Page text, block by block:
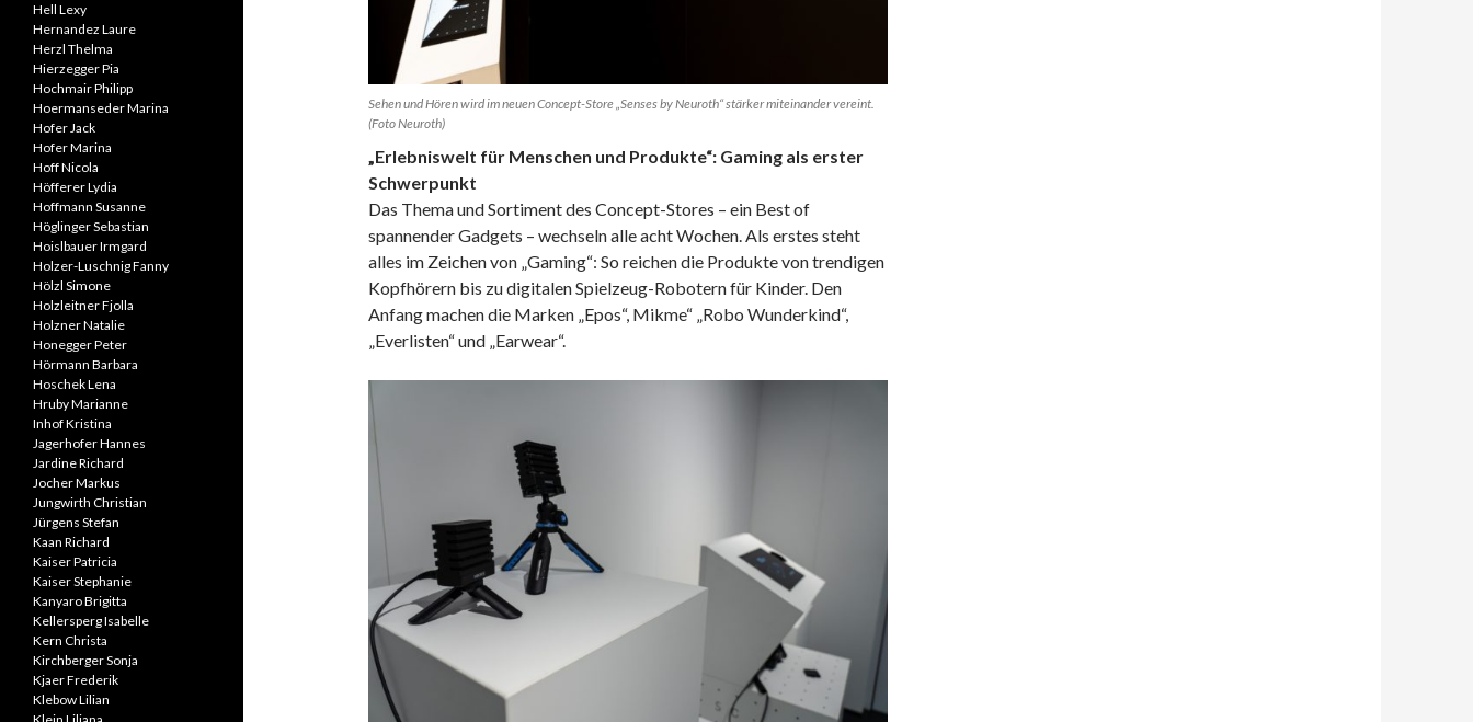
Sehen und Hören wird im neuen Concept-Store „Senses by Neuroth“ stärker miteinander vereint.
(Foto Neuroth)
„Erlebniswelt für Menschen und Produkte“: Gaming als erster
Schwerpunkt
Das Thema und Sortiment des Concept-Stores – ein Best of
spannender Gadgets – wechseln alle acht Wochen. Als erstes steht
alles im Zeichen von „Gaming“: So reichen die Produkte von trendigen
Kopfhörern bis zu digitalen Spielzeug-Robotern für Kinder. Den
Anfang machen die Marken „Epos“, Mikme“ „Robo Wunderkind“,
„Everlisten“ und „Earwear“.
Hell Lexy
Hernandez Laure
Herzl Thelma
Hierzegger Pia
Hochmair Philipp
Hoermanseder Marina
Hofer Jack
Hofer Marina
Hoff Nicola
Höfferer Lydia
Hoffmann Susanne
Höglinger Sebastian
Hoislbauer Irmgard
Holzer-Luschnig Fanny
Hölzl Simone
Holzleitner Fjolla
Holzner Natalie
Honegger Peter
Hörmann Barbara
Hoschek Lena
Hruby Marianne
Inhof Kristina
Jagerhofer Hannes
Jardine Richard
Jocher Markus
Jungwirth Christian
Jürgens Stefan
Kaan Richard
Kaiser Patricia
Kaiser Stephanie
Kanyaro Brigitta
Kellersperg Isabelle
Kern Christa
Kirchberger Sonja
Kjaer Frederik
Klebow Lilian